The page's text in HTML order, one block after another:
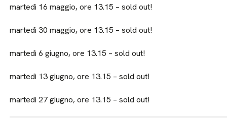
martedì 16 maggio, ore 13.15 – sold out!
martedì 30 maggio, ore 13.15 – sold out!
martedì 6 giugno, ore 13.15 – sold out!
martedì 13 giugno, ore 13.15 – sold out!
martedì 27 giugno, ore 13.15 – sold out!